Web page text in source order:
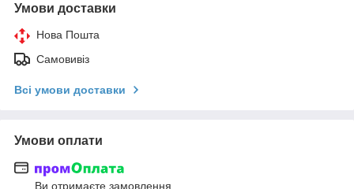
Умови доставки
Нова Пошта
Самовивіз
Всі умови доставки
Умови оплати
Ви отримаєте замовлення